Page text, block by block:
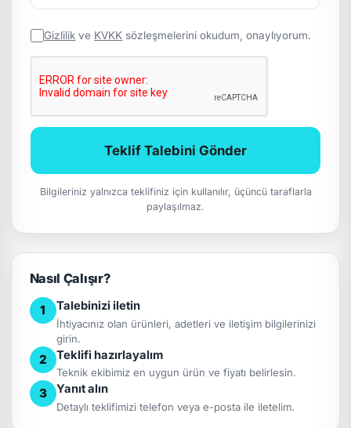
Gizlilik ve KVKK sözleşmelerini okudum, onaylıyorum.
Teklif Talebini Gönder
Bilgileriniz yalnızca teklifiniz için kullanılır, üçüncü taraflarla
paylaşılmaz.
Nasıl Çalışır?
1 Talebinizi iletin
İhtiyacınız olan ürünleri, adetleri ve iletişim bilgilerinizi
girin.
2 Teklifi hazırlayalım
Teknik ekibimiz en uygun ürün ve fiyatı belirlesin.
3 Yanıt alın
Detaylı teklifimizi telefon veya e-posta ile iletelim.